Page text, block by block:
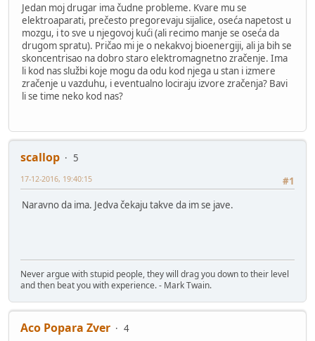
Jedan moj drugar ima čudne probleme. Kvare mu se
elektroaparati, prečesto pregorevaju sijalice, oseća napetost u
mozgu, i to sve u njegovoj kući (ali recimo manje se oseća da
drugom spratu). Pričao mi je o nekakvoj bioenergiji, ali ja bih se
skoncentrisao na dobro staro elektromagnetno zračenje. Ima
li kod nas službi koje mogu da odu kod njega u stan i izmere
zračenje u vazduhu, i eventualno lociraju izvore zračenja? Bavi
li se time neko kod nas?
scallop
5
#1
17-12-2016, 19:40:15
Naravno da ima. Jedva čekaju takve da im se jave.
Never argue with stupid people, they will drag you down to their level
and then beat you with experience. - Mark Twain.
Aco Popara Zver
4